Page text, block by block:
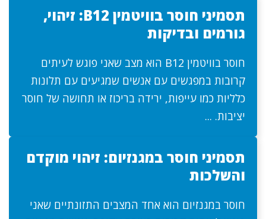
תסמיני חוסר בוויטמין B12: זיהוי,
גורמים ובדיקות
חוסר בוויטמין B12 הוא מצב שאני פוגש לעיתים
קרובות במפגשים עם אנשים שמגיעים עם תלונות
כלליות כמו עייפות, ירידה בריכוז או תחושה של חוסר
יציבות. ...
תסמיני חוסר במגנזיום: זיהוי מוקדם
והשלכות
חוסר במגנזיום הוא אחד המצבים התזונתיים שאני